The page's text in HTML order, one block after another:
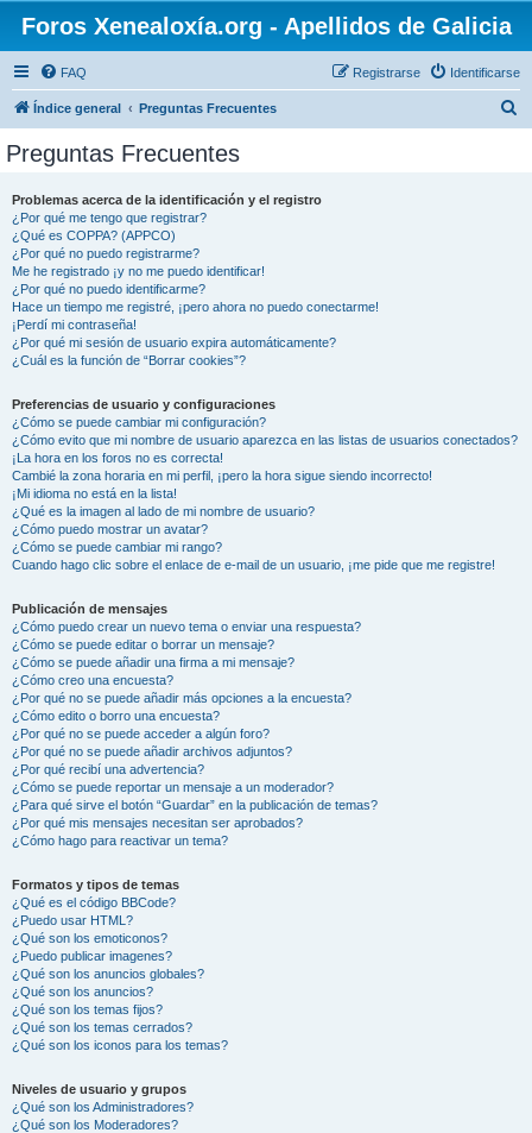
Foros Xenealoxía.org - Apellidos de Galicia
FAQ Identificarse
Registrarse
Índice general Preguntas Frecuentes
Preguntas Frecuentes
Problemas acerca de la identificación y el registro
¿Por qué me tengo que registrar?
¿Qué es COPPA? (APPCO)
¿Por qué no puedo registrarme?
Me he registrado ¡y no me puedo identificar!
¿Por qué no puedo identificarme?
Hace un tiempo me registré, ¡pero ahora no puedo conectarme!
¡Perdí mi contraseña!
¿Por qué mi sesión de usuario expira automáticamente?
¿Cuál es la función de “Borrar cookies”?
Preferencias de usuario y configuraciones
¿Cómo se puede cambiar mi configuración?
¿Cómo evito que mi nombre de usuario aparezca en las listas de usuarios conectados?
¡La hora en los foros no es correcta!
Cambié la zona horaria en mi perfil, ¡pero la hora sigue siendo incorrecto!
¡Mi idioma no está en la lista!
¿Qué es la imagen al lado de mi nombre de usuario?
¿Cómo puedo mostrar un avatar?
¿Cómo se puede cambiar mi rango?
Cuando hago clic sobre el enlace de e-mail de un usuario, ¡me pide que me registre!
Publicación de mensajes
¿Cómo puedo crear un nuevo tema o enviar una respuesta?
¿Cómo se puede editar o borrar un mensaje?
¿Cómo se puede añadir una firma a mi mensaje?
¿Cómo creo una encuesta?
¿Por qué no se puede añadir más opciones a la encuesta?
¿Cómo edito o borro una encuesta?
¿Por qué no se puede acceder a algún foro?
¿Por qué no se puede añadir archivos adjuntos?
¿Por qué recibí una advertencia?
¿Cómo se puede reportar un mensaje a un moderador?
¿Para qué sirve el botón “Guardar” en la publicación de temas?
¿Por qué mis mensajes necesitan ser aprobados?
¿Cómo hago para reactivar un tema?
Formatos y tipos de temas
¿Qué es el código BBCode?
¿Puedo usar HTML?
¿Qué son los emoticonos?
¿Puedo publicar imagenes?
¿Qué son los anuncios globales?
¿Qué son los anuncios?
¿Qué son los temas fijos?
¿Qué son los temas cerrados?
¿Qué son los iconos para los temas?
Niveles de usuario y grupos
¿Qué son los Administradores?
¿Qué son los Moderadores?